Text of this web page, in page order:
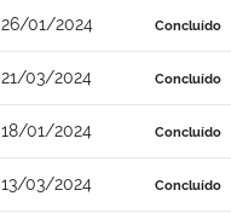
26/01/2024 Concluído
21/03/2024 Concluído
18/01/2024 Concluído
13/03/2024 Concluído